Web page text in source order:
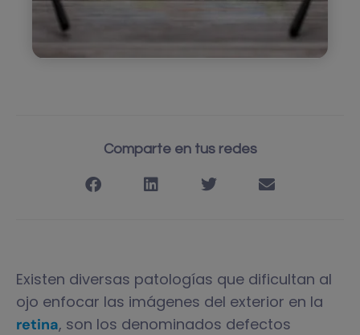
Comparte en tus redes
Existen diversas patologías que dificultan al
ojo enfocar las imágenes del exterior en la
retina, son los denominados defectos